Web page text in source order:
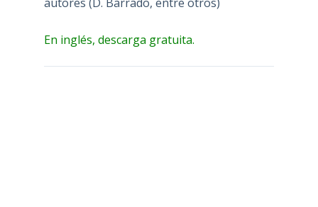
En inglés, descarga gratuita.